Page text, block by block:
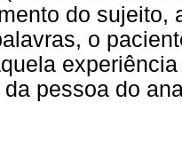
do sujeito,
o
pessoa do